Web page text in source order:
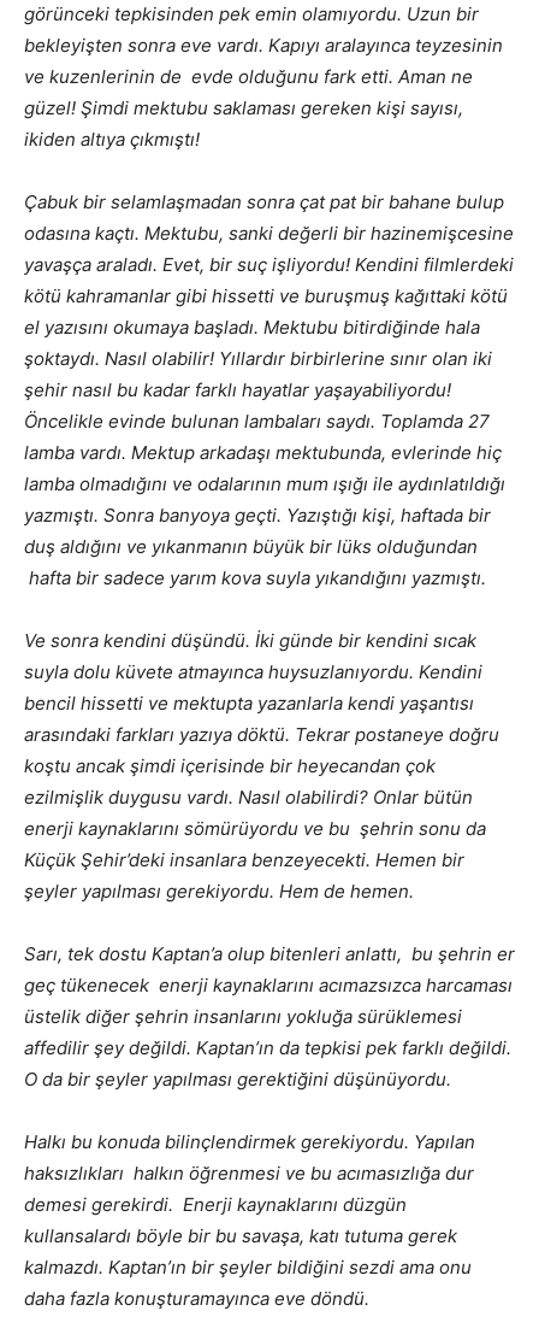
görünceki tepkisinden pek emin olamıyordu. Uzun bir
bekleyişten sonra eve vardı. Kapıyı aralayınca teyzesinin
ve kuzenlerinin de evde olduğunu fark etti. Aman ne
güzel! Şimdi mektubu saklaması gereken kişi sayısı,
ikiden altıya çıkmıştı!
Çabuk bir selamlaşmadan sonra çat pat bir bahane bulup
odasına kaçtı. Mektubu, sanki değerli bir hazinemişcesine
yavaşça araladı. Evet, bir suç işliyordu! Kendini filmlerdeki
kötü kahramanlar gibi hissetti ve buruşmuş kağıttaki kötü
el yazısını okumaya başladı. Mektubu bitirdiğinde hala
şoktaydı. Nasıl olabilir! Yıllardır birbirlerine sınır olan iki
şehir nasıl bu kadar farklı hayatlar yaşayabiliyordu!
Öncelikle evinde bulunan lambaları saydı. Toplamda 27
lamba vardı. Mektup arkadaşı mektubunda, evlerinde hiç
lamba olmadığını ve odalarının mum ışığı ile aydınlatıldığı
yazmıştı. Sonra banyoya geçti. Yazıştığı kişi, haftada bir
duş aldığını ve yıkanmanın büyük bir lüks olduğundan
hafta bir sadece yarım kova suyla yıkandığını yazmıştı.
Ve sonra kendini düşündü. İki günde bir kendini sıcak
suyla dolu küvete atmayınca huysuzlanıyordu. Kendini
bencil hissetti ve mektupta yazanlarla kendi yaşantısı
arasındaki farkları yazıya döktü. Tekrar postaneye doğru
koştu ancak şimdi içerisinde bir heyecandan çok
ezilmişlik duygusu vardı. Nasıl olabilirdi? Onlar bütün
enerji kaynaklarını sömürüyordu ve bu şehrin sonu da
Küçük Şehir’deki insanlara benzeyecekti. Hemen bir
şeyler yapılması gerekiyordu. Hem de hemen.
Sarı, tek dostu Kaptan’a olup bitenleri anlattı, bu şehrin er
geç tükenecek enerji kaynaklarını acımazsızca harcaması
üstelik diğer şehrin insanlarını yokluğa sürüklemesi
affedilir şey değildi. Kaptan’ın da tepkisi pek farklı değildi.
O da bir şeyler yapılması gerektiğini düşünüyordu.
Halkı bu konuda bilinçlendirmek gerekiyordu. Yapılan
haksızlıkları halkın öğrenmesi ve bu acımasızlığa dur
demesi gerekirdi. Enerji kaynaklarını düzgün
kullansalardı böyle bir bu savaşa, katı tutuma gerek
kalmazdı. Kaptan’ın bir şeyler bildiğini sezdi ama onu
daha fazla konuşturamayınca eve döndü.